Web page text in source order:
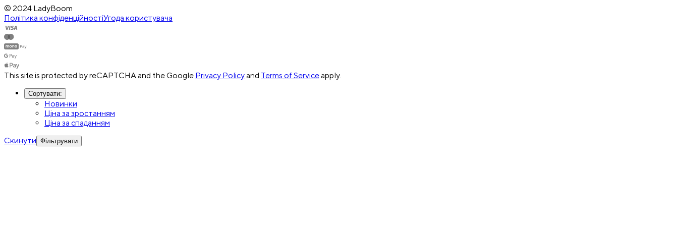
© 2024 LadyBoom
Політика конфіденційностіУгода користувача
This site is protected by reCAPTCHA and the Google Privacy Policyand Terms of Serviceapply.
Сортувати:
Новинки
Ціна за зростанням
Ціна за спаданням
Скинути Фільтрувати